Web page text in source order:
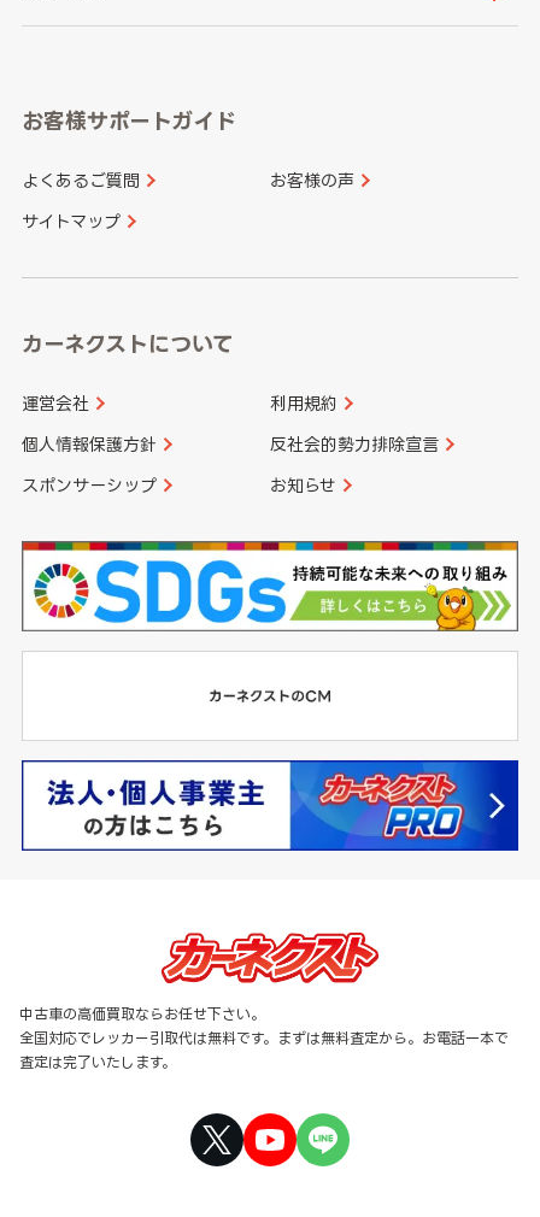
愛知県
和歌山県
山口県
香川県 愛媛県
長崎県
大分県 宮崎県
お客様サポートガイド
よくあるご質問 お客様の声
サイトマップ
カーネクストについて
運営会社 利用規約
個人情報保護方針 反社会的勢力排除宣言
スポンサーシップ お知らせ
中古車の高価買取ならお任せ下さい。
全国対応でレッカー引取代は無料です。まずは無料査定から。お電話一本で
査定は完了いたします。